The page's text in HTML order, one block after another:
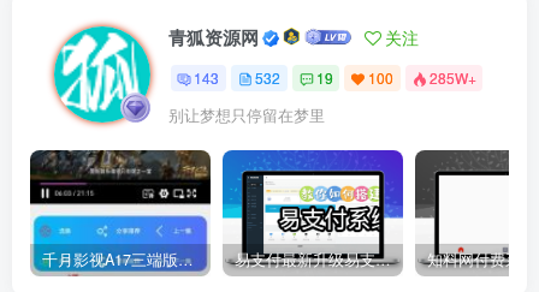
青狐资源网 关注
143 532 19 100 285W+
别让梦想只停留在梦里
千月影视A17三端版本苹果安卓H5源码详细搭建教程视频 易支付最新升级易支付系统源码-全插件-长期更新新增功能